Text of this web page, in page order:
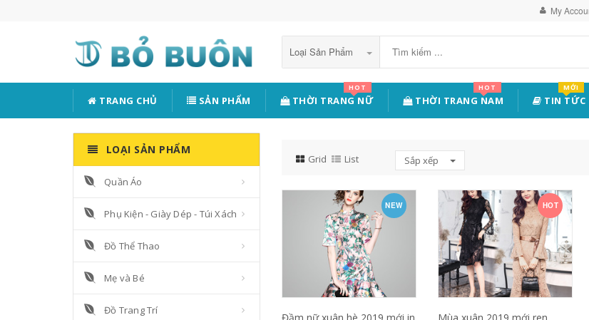
My
Loại Sản Phẩm
TRANG CHỦ SẢN PHẨM THỜI TRANG NỮ
HOT
THỜI TRANG NAM
HOT
TIN TỨC
MỚI
LOẠI SẢN PHẨM
Quần Áo
Phụ Kiện - Giày Dép - Túi Xách
Đồ Thể Thao
Mẹ và Bé
Đồ Trang Trí
Grid List Sắp xếp
NEW HOT